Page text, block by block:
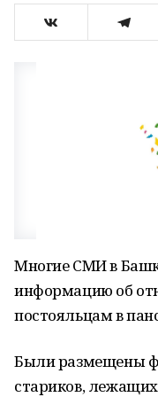
Многие СМИ в
информацию об
постояльцам в
Были размещены
стариков,